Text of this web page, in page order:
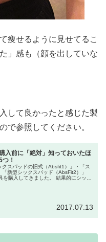
痩せるように見せてるこ
」感も（顔を出していな
して良かったと感じた製
で参照してください。
入前に「絶対」知っておいたほ
！
クスパッドの旧式（Absfit1）」・「ス
新型シックスパッド（AbsFit2）」
を購入してきました。 結果的にシック
2017.07.13